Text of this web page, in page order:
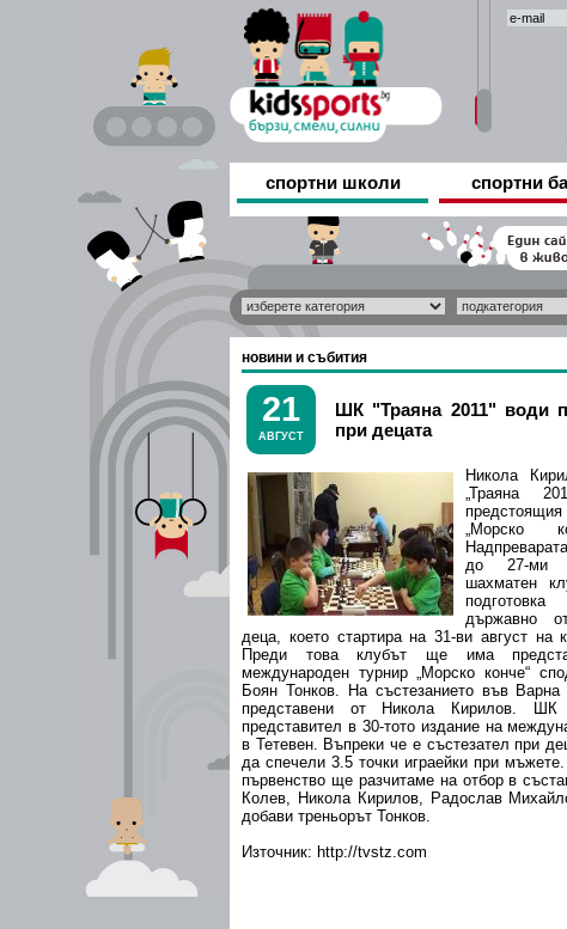
спортни школи спортни
новини и събития
21
АВГУСТ
ШК "Траяна 2011" води
при децата
Никола
„Траяна
„Морско
до 27-ми
шахматен
държавно
деца, което стартира на 31-ви август на
Преди това клубът ще има
международен турнир „Морско конче“
Боян Тонков. На състезанието във
представени от Никола Кирилов. ШК
представител в 30-тото издание на
в Тетевен. Въпреки че е състезател при
да спечели 3.5 точки играейки при
първенство ще разчитаме на отбор в
Колев, Никола Кирилов, Радослав
добави треньорът Тонков.
Източник: http://tvstz.com